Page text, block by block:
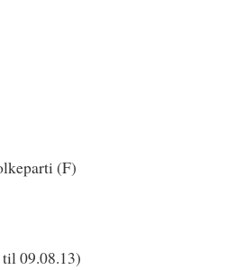
(F)
09.08.13)